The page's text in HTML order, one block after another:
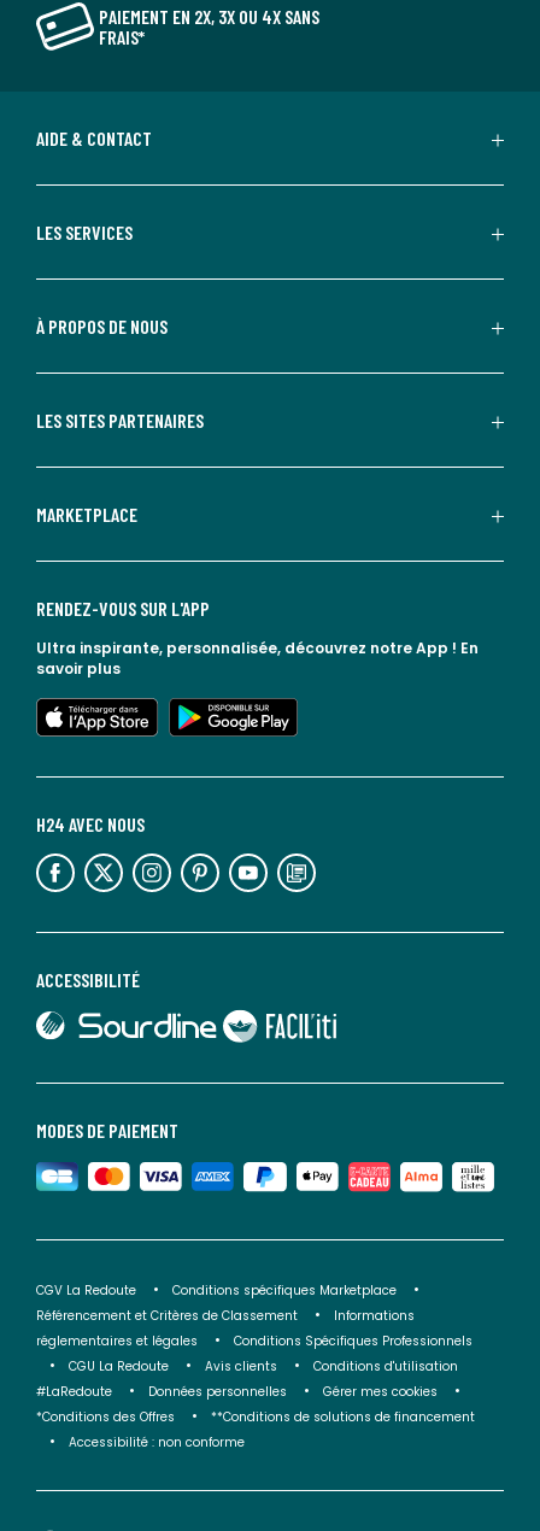
PAIEMENT EN 2X, 3X OU 4X SANS
FRAIS*
AIDE & CONTACT
LES SERVICES
À PROPOS DE NOUS
LES SITES PARTENAIRES
MARKETPLACE
MODES DE PAIEMENT
ACCESSIBILITÉ
lien vers Sourdline
lien vers Faciliti
H24 AVEC NOUS
lien vers l'espace réseaux sociaux lien vers l'espace réseaux sociaux lien vers l'espace réseaux sociaux lien vers l'espace réseaux sociaux lien vers l'espace réseaux sociaux lien vers le blog la redoute
RENDEZ-VOUS SUR L'APP
Ultra inspirante, personnalisée, découvrez notre App ! En
savoir plus
lien vers l'app store
lien vers google play
CGV La Redoute
Conditions spécifiques Marketplace
Référencement et Critères de Classement
Informations
réglementaires et légales
Conditions Spécifiques Professionnels
CGU La Redoute
Avis clients
Conditions d'utilisation
#LaRedoute
Données personnelles
Gérer mes cookies
*Conditions des Offres
**Conditions de solutions de financement
Accessibilité : non conforme